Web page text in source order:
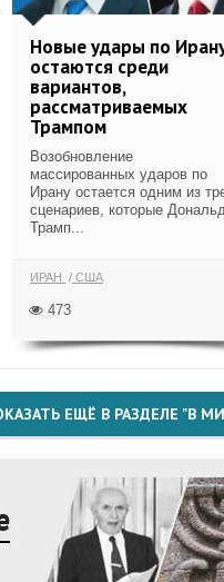
Новые удары по
остаются среди
вариантов,
рассматриваемых
Трампом
Возобновление
массированных ударов по
Ирану остается одним из
сценариев, которые
Трамп...
ИРАН США
473
ЕЩЁ В РАЗДЕЛЕ "В